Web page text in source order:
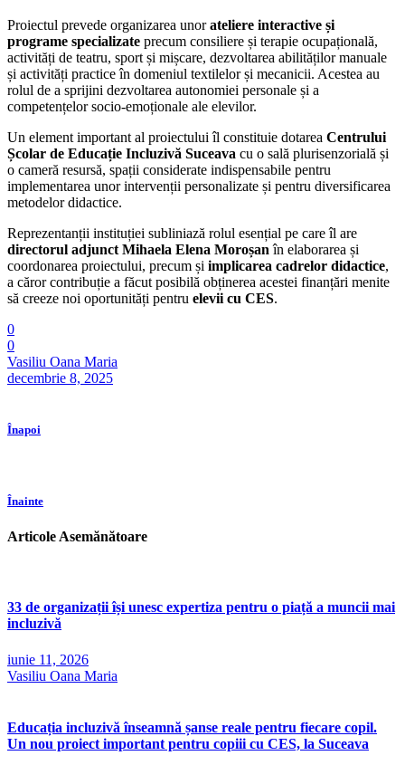
Proiectul prevede organizarea unorateliere interactive și
programe specializate precum consiliere și terapie ocupațională,
activități de teatru, sport și mișcare, dezvoltarea abilităților manuale
și activități practice în domeniul textilelor și mecanicii. Acestea au
rolul de a sprijini dezvoltarea autonomiei personale și a
competențelor socio-emoționale ale elevilor.
Un element important al proiectului îl constituie dotarea Centrului
Școlar de Educație Incluzivă Suceava cu o sală plurisenzorială și
o cameră resursă, spații considerate indispensabile pentru
implementarea unor intervenții personalizate și pentru diversificarea
metodelor didactice.
Reprezentanții instituției subliniază rolul esențial pe care îl are
directorul adjunct Mihaela Elena Moroșan în elaborarea și
coordonarea proiectului, precum și implicarea cadrelor didactice,
a căror contribuție a făcut posibilă obținerea acestei finanțări menite
să creeze noi oportunități pentru elevii cu CES.
0
0
Vasiliu Oana Maria
decembrie 8, 2025
Înapoi
Înainte
Articole Asemănătoare
33 de organizații își unesc expertiza pentru o piață a muncii mai
incluzivă
iunie 11, 2026
Vasiliu Oana Maria
Educația incluzivă înseamnă șanse reale pentru fiecare copil.
Un nou proiect important pentru copiii cu CES, la Suceava